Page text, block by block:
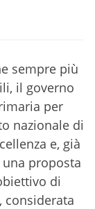
sempre più
il governo
per
nazionale di
e, già
proposta
di
considerata